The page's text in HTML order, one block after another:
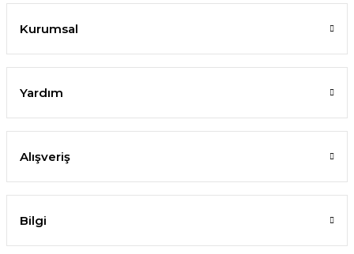
Kurumsal
Yardım
Alışveriş
Bilgi